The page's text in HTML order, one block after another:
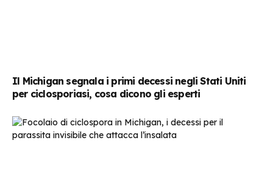
Il Michigan segnala i primi decessi negli Stati Uniti
per ciclosporiasi, cosa dicono gli esperti